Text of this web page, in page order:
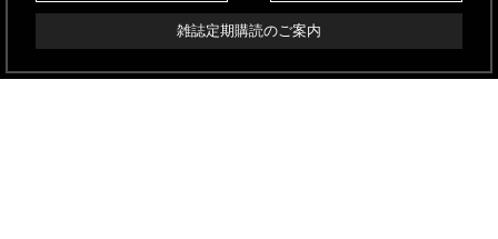
雑誌定期購読のご案内